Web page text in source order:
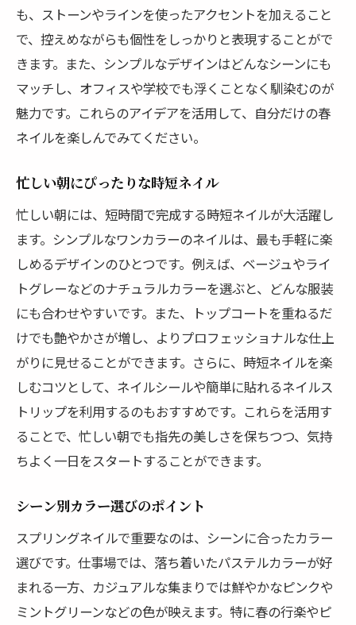
も、ストーンやラインを使ったアクセントを加えること
で、控えめながらも個性をしっかりと表現することがで
きます。また、シンプルなデザインはどんなシーンにも
マッチし、オフィスや学校でも浮くことなく馴染むのが
魅力です。これらのアイデアを活用して、自分だけの春
ネイルを楽しんでみてください。
忙しい朝にぴったりな時短ネイル
忙しい朝には、短時間で完成する時短ネイルが大活躍し
ます。シンプルなワンカラーのネイルは、最も手軽に楽
しめるデザインのひとつです。例えば、ベージュやライ
トグレーなどのナチュラルカラーを選ぶと、どんな服装
にも合わせやすいです。また、トップコートを重ねるだ
けでも艶やかさが増し、よりプロフェッショナルな仕上
がりに見せることができます。さらに、時短ネイルを楽
しむコツとして、ネイルシールや簡単に貼れるネイルス
トリップを利用するのもおすすめです。これらを活用す
ることで、忙しい朝でも指先の美しさを保ちつつ、気持
ちよく一日をスタートすることができます。
シーン別カラー選びのポイント
スプリングネイルで重要なのは、シーンに合ったカラー
選びです。仕事場では、落ち着いたパステルカラーが好
まれる一方、カジュアルな集まりでは鮮やかなピンクや
ミントグリーンなどの色が映えます。特に春の行楽やピ